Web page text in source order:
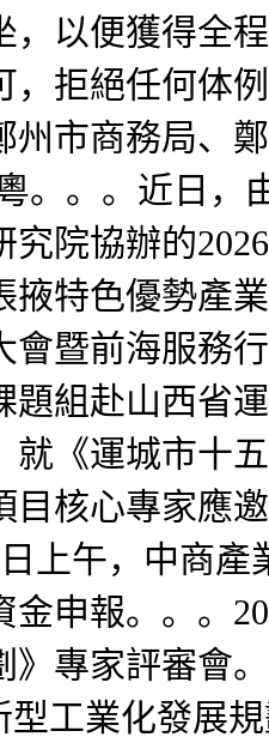
，以便獲得全
，拒絕任何体
州市商務局、
。。。近日，
究院協辦的
掖特色優勢產
會暨前海服務
題組赴山西省
就《運城市十
目核心專家應
上午，中商
金申報。。。
》專家評審會
型工業化發展